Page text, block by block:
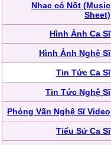
Nhạc có Nốt (Music
Sheet)
Hình Ảnh Ca Sĩ
Hình Ảnh Nghệ Sĩ
Tin Tức Ca Sĩ
Tin Tức Nghệ Sĩ
Phỏng Vấn Nghệ Sĩ Video
Tiểu Sử Ca Sĩ